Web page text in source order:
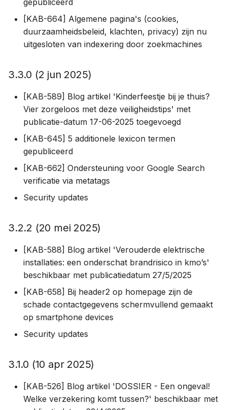
gepubliceerd
[KAB-664] Algemene pagina's (cookies,
duurzaamheidsbeleid, klachten, privacy) zijn nu
uitgesloten van indexering door zoekmachines
3.3.0 (2 jun 2025)
[KAB-589] Blog artikel 'Kinderfeestje bij je thuis?
Vier zorgeloos met deze veiligheidstips' met
publicatie-datum 17-06-2025 toegevoegd
[KAB-645] 5 additionele lexicon termen
gepubliceerd
[KAB-662] Ondersteuning voor Google Search
verificatie via metatags
Security updates
3.2.2 (20 mei 2025)
[KAB-588] Blog artikel 'Verouderde elektrische
installaties: een onderschat brandrisico in kmo’s'
beschikbaar met publicatiedatum 27/5/2025
[KAB-658] Bij header2 op homepage zijn de
schade contactgegevens schermvullend gemaakt
op smartphone devices
Security updates
3.1.0 (10 apr 2025)
[KAB-526] Blog artikel 'DOSSIER - Een ongeval!
Welke verzekering komt tussen?' beschikbaar met